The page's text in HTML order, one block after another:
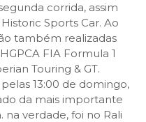
corrida, assim
Sports Car. Ao
também realizadas
FIA Formula 1
Touring & GT.
13:00 de domingo,
da mais importante
verdade, foi no Rali